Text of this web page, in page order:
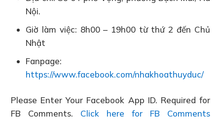
Nội.
Giờ làm việc: 8h00 – 19h00 từ thứ 2 đến Chủ
Nhật
Fanpage:
https://www.facebook.com/nhakhoathuyduc/
Please Enter Your Facebook App ID. Required for
FB Comments. Click here for FB Comments